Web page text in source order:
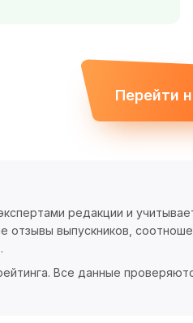
Перейти
редакции и
отзывы выпускников,
Все данные